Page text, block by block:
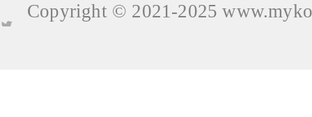
Copyright © 2021-2025